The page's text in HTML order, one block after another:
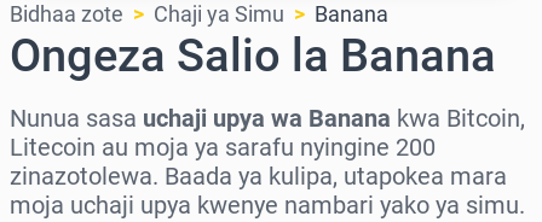
Bidhaa zote Chaji ya Simu Banana
Ongeza Salio la Banana
Nunua sasa uchaji upya wa Banana kwa Bitcoin,
Litecoin au moja ya sarafu nyingine 200
zinazotolewa. Baada ya kulipa, utapokea mara
moja uchaji upya kwenye nambari yako ya simu.